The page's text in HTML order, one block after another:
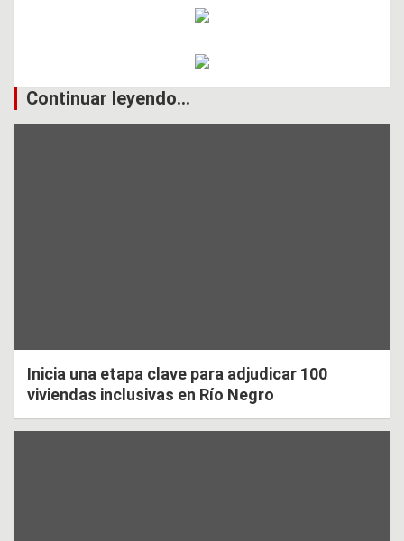
Continuar leyendo...
Inicia una etapa clave para adjudicar 100
viviendas inclusivas en Río Negro